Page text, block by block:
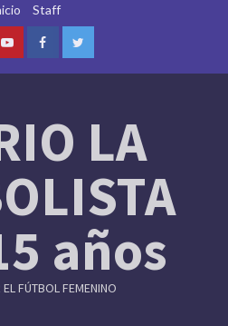
Staff
YoutubeFacebookTwitter
LA
años
FÚTBOL FEMENINO